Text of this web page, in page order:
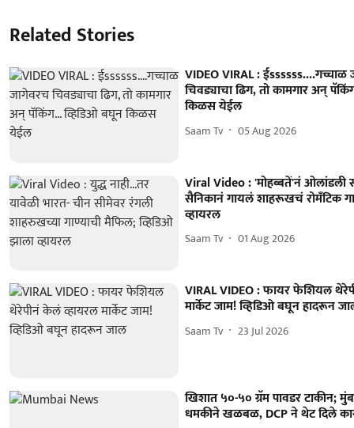
Related Stories
VIDEO VIRAL : ईssssss....गच्चाळ
चिवड्याचा ढिग, तो कामगार अन्
किळस येईल
Saam Tv 05 Aug 2026
Viral Video : 'मोहब्बतें'नं ओलांडली
सैनिकानं गायलं शाहरूखचं रोमँटिक
व्हायरल
Saam Tv 01 Aug 2026
VIRAL VIDEO : फायर फेशियल
मार्केट जाम! व्हिडिओ बघून हादरून
Saam Tv 23 Jul 2026
खिशात ५०-५० ग्रॅम पावडर टाकीन;
धमकीने खळबळ, DCP ने थेट दिले